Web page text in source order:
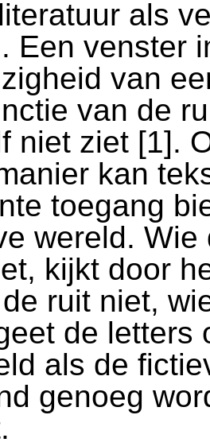
als
Een venster
van
van de
niet ziet [1].
kan
toegang
wereld. Wie
kijkt door
ruit niet,
de letters
als de
genoeg